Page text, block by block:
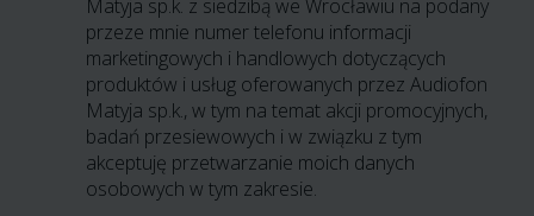
Matyja sp.k. z siedzibą we Wrocławiu na podany
przeze mnie numer telefonu informacji
marketingowych i handlowych dotyczących
produktów i usług oferowanych przez Audiofon
Matyja sp.k., w tym na temat akcji promocyjnych,
badań przesiewowych i w związku z tym
akceptuję przetwarzanie moich danych
osobowych w tym zakresie.